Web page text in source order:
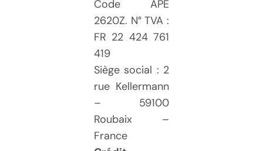
Code APE
2620Z. N° TVA :
FR 22 424 761
419
Siège social : 2
rue Kellermann
– 59100
Roubaix –
France